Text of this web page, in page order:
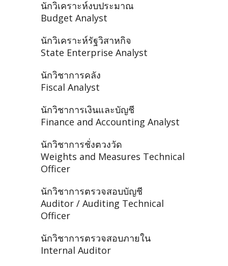
นักวิเคราะห์งบประมาณ
Budget Analyst
นักวิเคราะห์รัฐวิสาหกิจ
State Enterprise Analyst
นักวิชาการคลัง
Fiscal Analyst
นักวิชาการเงินและบัญชี
Finance and Accounting Analyst
นักวิชาการชั่งตวงวัด
Weights and Measures Technical
Officer
นักวิชาการตรวจสอบบัญชี
Auditor / Auditing Technical
Officer
นักวิชาการตรวจสอบภายใน
Internal Auditor